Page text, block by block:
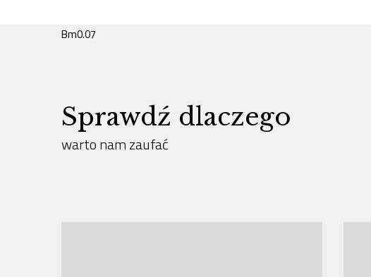
Bm0.07
Sprawdź dlaczego
warto nam zaufać